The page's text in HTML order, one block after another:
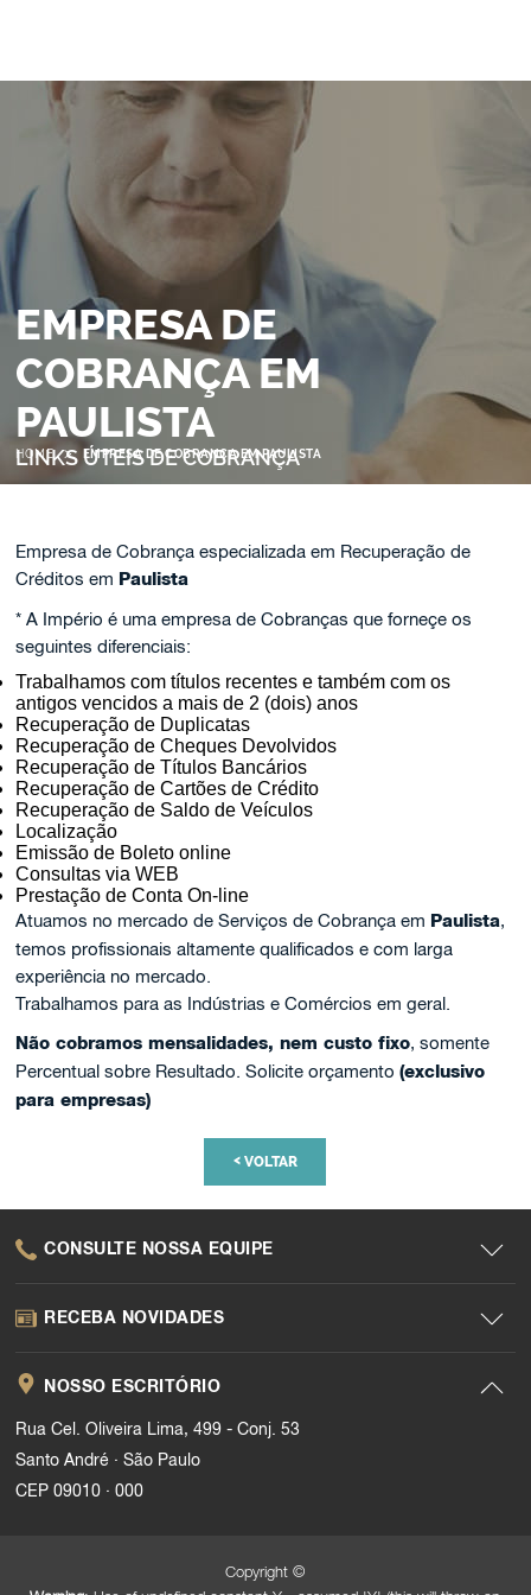
EMPRESA DE
COBRANÇA EM
PAULISTA
LINKS ÚTEIS DE COBRANÇA
HOME > EMPRESA DE COBRANÇA EM PAULISTA
Empresa de Cobrança especializada em Recuperação de
Créditos em Paulista
* A Império é uma empresa de Cobranças que forneçe os
seguintes diferenciais:
Trabalhamos com títulos recentes e também com os
antigos vencidos a mais de 2 (dois) anos
Recuperação de Duplicatas
Recuperação de Cheques Devolvidos
Recuperação de Títulos Bancários
Recuperação de Cartões de Crédito
Recuperação de Saldo de Veículos
Localização
Emissão de Boleto online
Consultas via WEB
Prestação de Conta On-line
Atuamos no mercado de Serviços de Cobrança em Paulista,
temos profissionais altamente qualificados e com larga
experiência no mercado.
Trabalhamos para as Indústrias e Comércios em geral.
Não cobramos mensalidades, nem custo fixo, somente
Percentual sobre Resultado. Solicite orçamento(exclusivo
para empresas)
<VOLTAR
CONSULTE NOSSA EQUIPE
RECEBA NOVIDADES
NOSSO ESCRITÓRIO
Rua Cel. Oliveira Lima, 499 - Conj. 53
Santo André
São Paulo
CEP 09010
000
Copyright ©